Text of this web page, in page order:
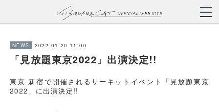
NEWS 2022.01.20 11:00
「見放題東京2022」出演決定!!
東京 新宿で開催されるサーキットイベント「見放題東京
2022」に出演決定!!